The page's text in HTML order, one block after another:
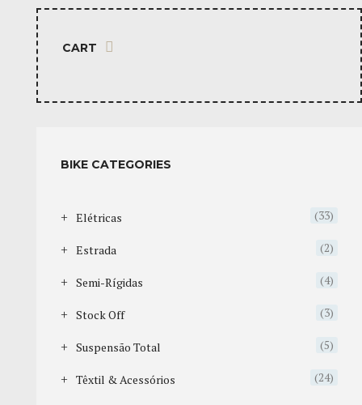
CART
BIKE CATEGORIES
Elétricas (33)
Estrada (2)
Semi-Rígidas (4)
Stock Off (3)
Suspensão Total (5)
Têxtil & Acessórios (24)